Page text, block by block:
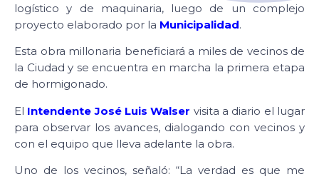
logístico y de maquinaria, luego de un complejo
proyecto elaborado por la Municipalidad.
Esta obra millonaria beneficiará a miles de vecinos de
la Ciudad y se encuentra en marcha la primera etapa
de hormigonado.
El Intendente José Luis Walser visita a diario el lugar
para observar los avances, dialogando con vecinos y
con el equipo que lleva adelante la obra.
Uno de los vecinos, señaló: “La verdad es que me